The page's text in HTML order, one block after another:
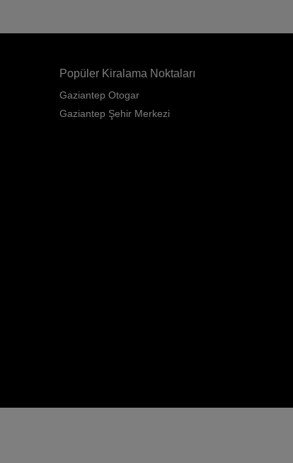
Popüler Kiralama Noktaları
Gaziantep Otogar
Gaziantep Şehir Merkezi